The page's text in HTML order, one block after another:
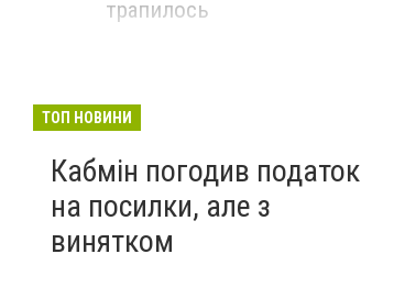
трапилось
ТОП НОВИНИ
Кабмін погодив податок
на посилки, але з
винятком